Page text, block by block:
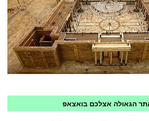
הגאולה אצלכם בואצאפ